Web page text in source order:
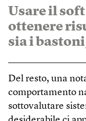
Usare il
ottenere
sia i
Del resto, una
comportamento
sottovalutare